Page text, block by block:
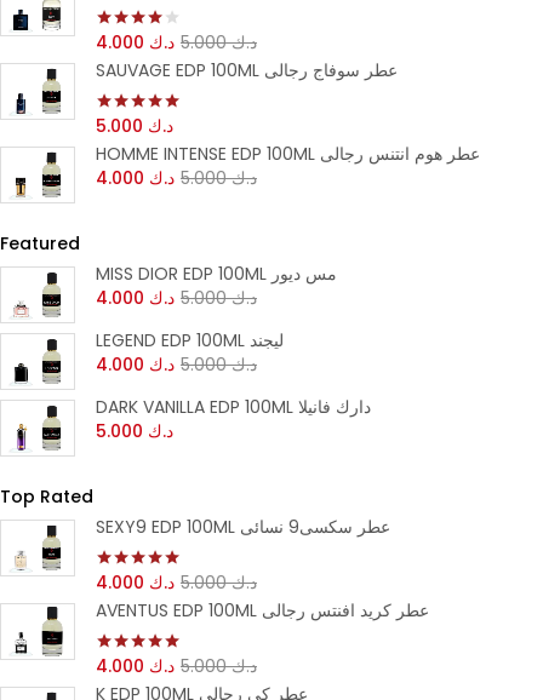
تم التقييمد.ك د.ك5.000
SAUVAGE EDP 100ML عطر سوفاج رجالى
تم التقييمد.ك
HOMME INTENSE EDP 100ML عطر هوم انتنس رجالى
د.ك
د.ك5.000
Featured
MISS DIOR EDP 100ML مس ديور
د.ك
د.ك5.000
LEGEND EDP 100ML ليجند
د.ك
د.ك5.000
DARK VANILLA EDP 100ML دارك فانيلا
د.ك
Top Rated
SEXY9 EDP 100ML عطر سكسى9 نسائى
تم التقييمد.ك د.ك5.000
AVENTUS EDP 100ML عطر كريد افنتس رجالى
تم التقييمد.ك د.ك5.000
K EDP 100ML عطر كى رجالى